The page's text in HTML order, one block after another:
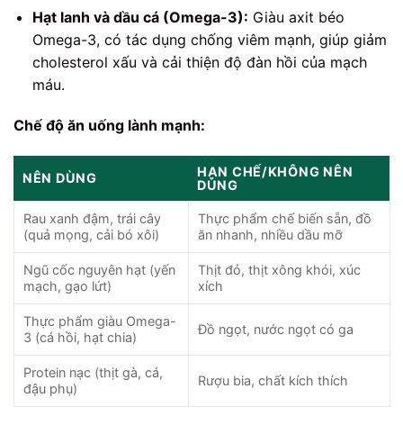
Hạt lanh và dầu cá (Omega-3): Giàu axit béo
Omega-3, có tác dụng chống viêm mạnh, giúp giảm
cholesterol xấu và cải thiện độ đàn hồi của mạch
máu.
Chế độ ăn uống lành mạnh:
NÊN DÙNG
HẠN CHẾ/KHÔNG NÊN
DÙNG
Rau xanh đậm, trái cây
(quả mọng, cải bó xôi)
Thực phẩm chế biến sẵn, đồ
ăn nhanh, nhiều dầu mỡ
Ngũ cốc nguyên hạt (yến
mạch, gạo lứt)
Thịt đỏ, thịt xông khói, xúc
xích
Thực phẩm giàu Omega-
3 (cá hồi, hạt chia)
Đồ ngọt, nước ngọt có ga
Protein nạc (thịt gà, cá,
đậu phụ)
Rượu bia, chất kích thích